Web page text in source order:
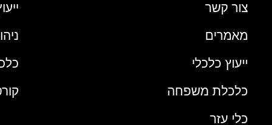
צור קשר
מאמרים
ייעוץ כלכלי
כלכלת משפחה
כלי עזר